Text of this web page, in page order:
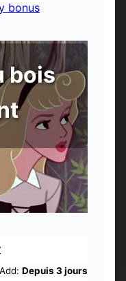
bonus
bois
Add: Depuis 3 jours